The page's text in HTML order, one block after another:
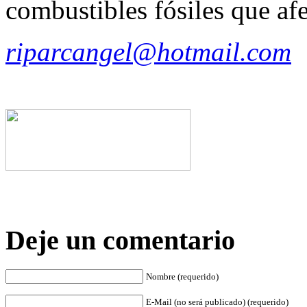
combustibles fósiles que
riparcangel@hotmail.com
Deje un comentario
Nombre (requerido)
E-Mail (no será publicado) (requerido)